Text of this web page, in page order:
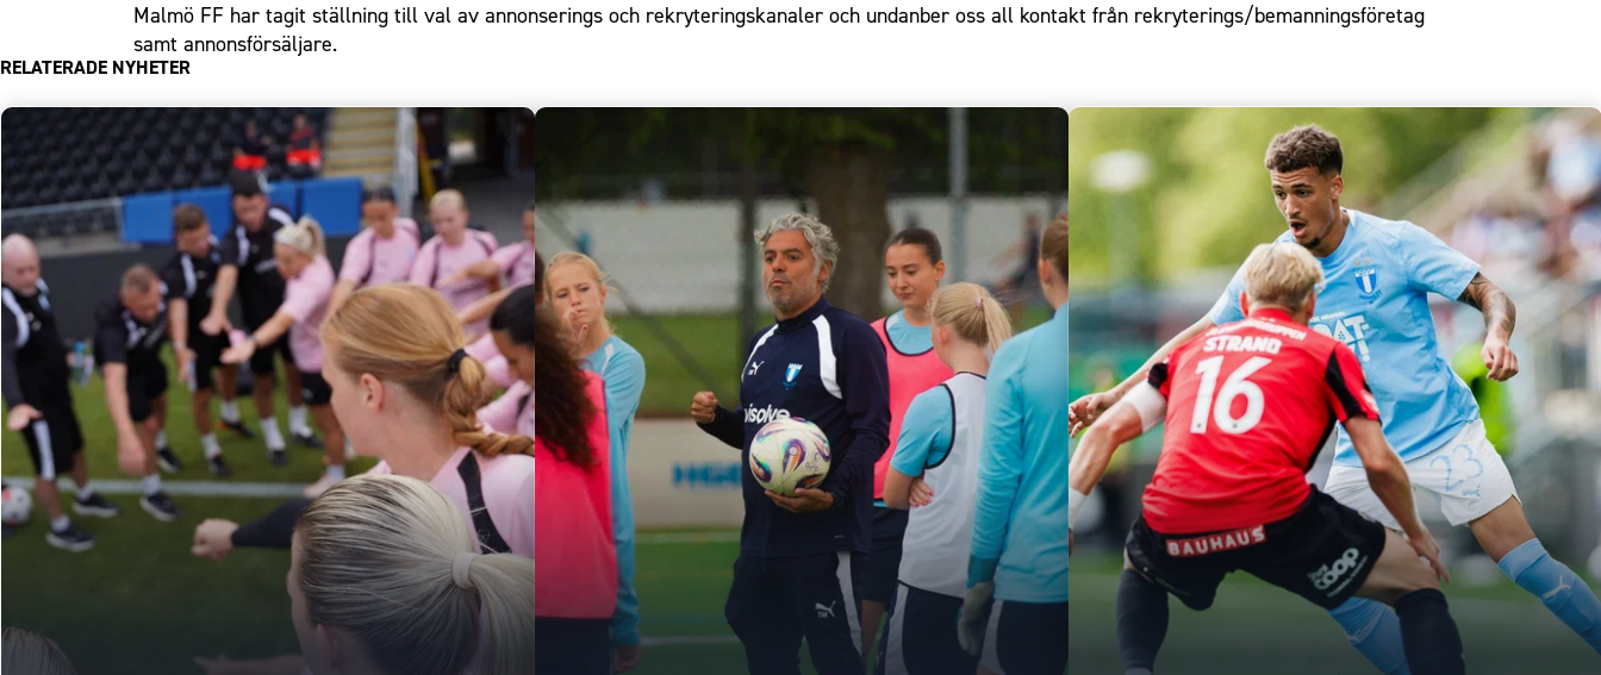
Malmö FF har tagit ställning till val av annonserings och rekryteringskanaler och undanber oss all kontakt från rekryterings/bemanningsföretag
samt annonsförsäljare.
RELATERADE NYHETER